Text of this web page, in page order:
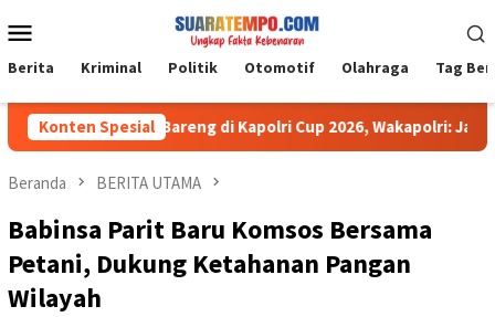
ke
kontenMobile
Berita Kriminal Politik Otomotif Olahraga Tag
Konten Spesial
Muda Main Bareng di Kapolri Cup 2026, Wakapolri: Jangan
Beranda BERITA UTAMA
Babinsa Parit Baru Komsos Bersama
Petani, Dukung Ketahanan Pangan
Wilayah